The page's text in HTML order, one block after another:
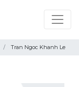
Tran Ngoc Khanh Le